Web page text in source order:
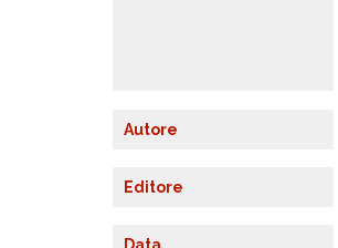
Autore
Editore